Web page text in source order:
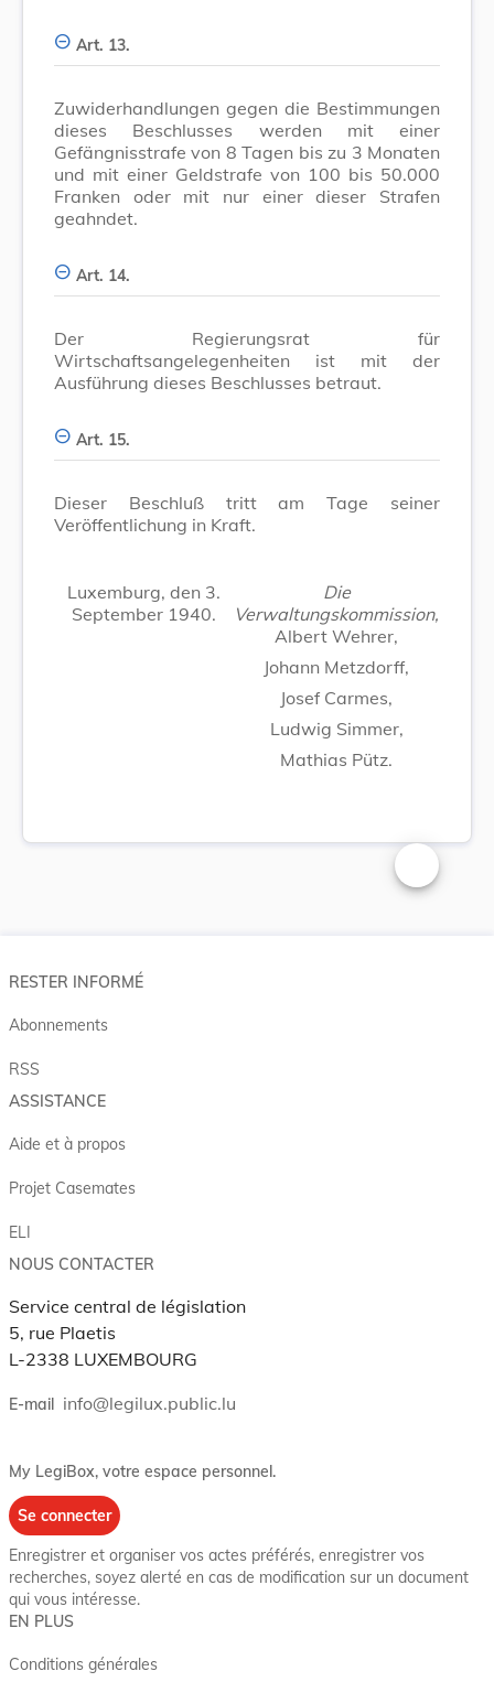
Art. 13.
Zuwiderhandlungen gegen die Bestimmungen
dieses Beschlusses werden mit einer
Gefängnisstrafe von 8 Tagen bis zu 3 Monaten
und mit einer Geldstrafe von 100 bis 50.000
Franken oder mit nur einer dieser Strafen
geahndet.
Art. 14.
Der Regierungsrat für
Wirtschaftsangelegenheiten ist mit der
Ausführung dieses Beschlusses betraut.
Art. 15.
Dieser Beschluß tritt am Tage seiner
Veröffentlichung in Kraft.
Luxemburg, den 3.
September 1940.
Die
Verwaltungskommission,
Albert Wehrer,
Johann Metzdorff,
Josef Carmes,
Ludwig Simmer,
Mathias Pütz.
Changer la
RESTER INFORMÉ
Abonnements
RSS
ASSISTANCE
Aide et à propos
Projet Casemates
ELI
NOUS CONTACTER
Service central de législation
5, rue Plaetis
L-2338 LUXEMBOURG
E-mail info@legilux.public.lu
My LegiBox, votre espace personnel.
Se connecter
Enregistrer et organiser vos actes préférés, enregistrer vos
recherches, soyez alerté en cas de modification sur un document
qui vous intéresse.
EN PLUS
Conditions générales